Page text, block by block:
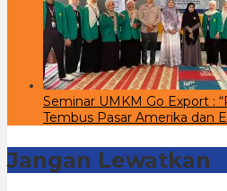
Seminar UMKM Go Export :
Tembus Pasar Amerika dan
Jangan Lewatkan